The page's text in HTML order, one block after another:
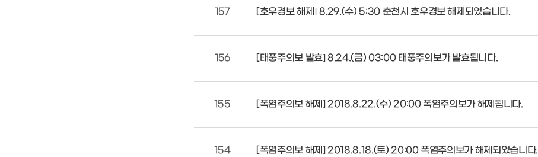
157 [호우경보 해제] 8.29.(수) 5:30 춘천시 호우경보 해제되었습니다.
156 [태풍주의보 발효] 8.24.(금) 03:00 태풍주의보가 발효됩니다.
155 [폭염주의보 해제] 2018.8.22.(수) 20:00 폭염주의보가 해제됩니다.
154 [폭염주의보 해제] 2018.8.18.(토) 20:00 폭염주의보가 해제되었습니다.